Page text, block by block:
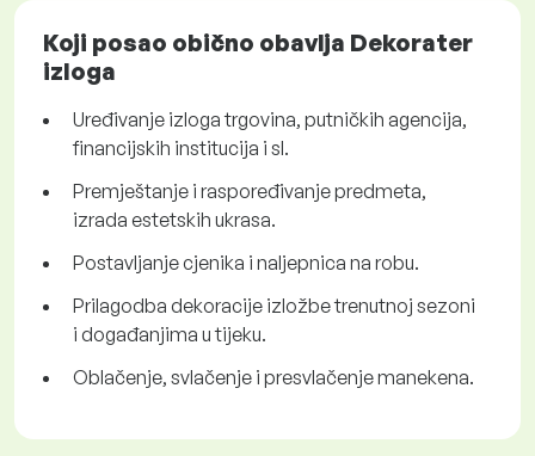
Koji posao obično obavlja Dekorater
izloga
Uređivanje izloga trgovina, putničkih agencija,
financijskih institucija i sl.
Premještanje i raspoređivanje predmeta,
izrada estetskih ukrasa.
Postavljanje cjenika i naljepnica na robu.
Prilagodba dekoracije izložbe trenutnoj sezoni
i događanjima u tijeku.
Oblačenje, svlačenje i presvlačenje manekena.